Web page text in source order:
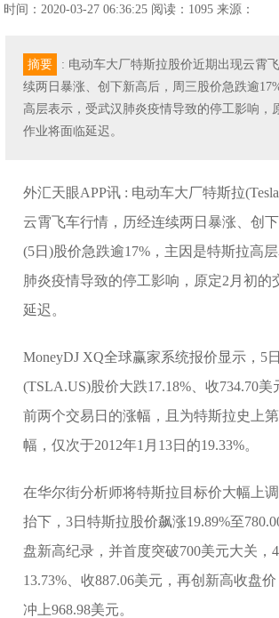
时间：2020-03-27 06:36:25 阅读：1095 来源：
摘要
: 电动车大厂特斯拉股价近期出现云霄
续两日暴涨、创下新高后，周三股价急跌逾
高层表示，受武汉肺炎疫情导致的停工影响，
作业将面临延迟。
外汇天眼APP讯 : 电动车大厂特斯拉
云霄飞车行情，历经连续两日暴涨、创
(5日)股价急跌逾17%，主因是特斯拉高
肺炎疫情导致的停工影响，原定2月初的
延迟。
MoneyDJ XQ全球赢家系统报价显示，5
(TSLA.US)股价大跌17.18%、收734.70
前两个交易日的涨幅，且为特斯拉史上
幅，仅次于2012年1月13日的19.33%。
在华尔街分析师将特斯拉目标价大幅上
抬下，3日特斯拉股价飙涨19.89%至
盘新高纪录，并首度突破700美元大关，
13.73%、收887.06美元，再创新高收盘
冲上968.98美元。